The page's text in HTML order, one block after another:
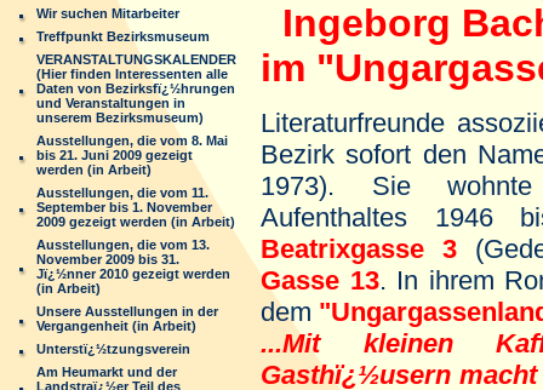
Wir suchen Mitarbeiter
Treffpunkt Bezirksmuseum
VERANSTALTUNGSKALENDER
(Hier finden Interessenten alle
Daten von Bezirksfï¿½hrungen
und Veranstaltungen in
unserem Bezirksmuseum)
Ausstellungen, die vom 8. Mai
bis 21. Juni 2009 gezeigt
werden (in Arbeit)
Ausstellungen, die vom 11.
September bis 1. November
2009 gezeigt werden (in Arbeit)
Ausstellungen, die vom 13.
November 2009 bis 31.
Jï¿½nner 2010 gezeigt werden
(in Arbeit)
Unsere Ausstellungen in der
Vergangenheit (in Arbeit)
Unterstï¿½tzungsverein
Am Heumarkt und der
Landstraï¿½er Teil des
Ingeborg
im
Literaturfreunde
Bezirk sofort den
1973). Sie
Aufenthaltes 1946
Beatrixgasse 3
Gasse 13. In ihrem
dem
...Mit kleinen
Gasthï¿½usern